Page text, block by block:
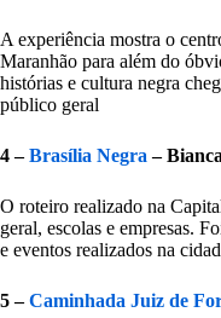
A experiência mostra o
Maranhão para além do
histórias e cultura negra
público geral
4 –Brasília Negra–
O roteiro realizado na
geral, escolas e empresas.
e eventos realizados na
5 – Caminhada Juiz de